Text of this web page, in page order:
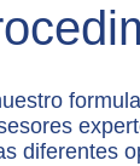
diferentes